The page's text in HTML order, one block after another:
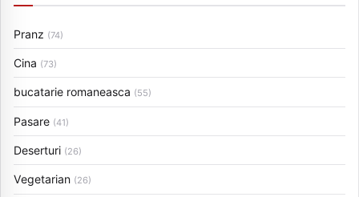
Pranz (74)
Cina (73)
bucatarie romaneasca (55)
Pasare (41)
Deserturi (26)
Vegetarian (26)